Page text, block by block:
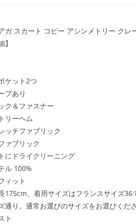
ガ スカート コピー アシンメトリー ク
】
ケット2つ
プあり
ク＆ファスナー
リーヘム
ッチファブリック
ァブリック
にドライクリーニング
ル 100%
ィット
175cm、着用サイズはフランスサイズ36
通り。通常お選びのサイズをお選びくだ
ト